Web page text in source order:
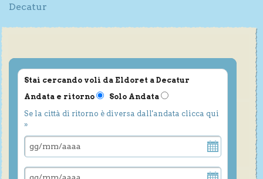
Decatur
Stai cercando voli da Eldoret a Decatur
Andata e ritorno
Solo Andata
Se la città di ritorno è diversa dall'andata clicca qui
»